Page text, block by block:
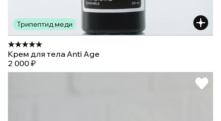
Трипептид меди
Крем для тела Anti Age
2 000 ₽